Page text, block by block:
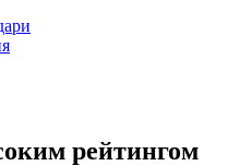
рейтингом